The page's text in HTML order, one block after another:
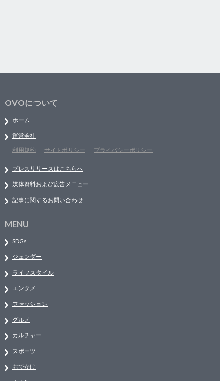
OVOについて
ホーム
運営会社
利用規約
サイトポリシー プライバシーポリシー
プレスリリースはこちらへ
媒体資料および広告メニュー
記事に関するお問い合わせ
MENU
SDGs
ジェンダー
ライフスタイル
エンタメ
ファッション
グルメ
カルチャー
スポーツ
おでかけ